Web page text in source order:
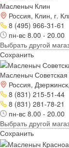
Масленыч Клин
Россия, Клин, г.
8 (495) 966-31-61
пн-вс 8.00 - 20.00
Выбрать другой
Сохранить
Масленыч Советская
Россия,
8 (831) 215-51-44
8 (831) 281-78-21
пн-вс 8.00 - 20.00
Выбрать другой
Сохранить